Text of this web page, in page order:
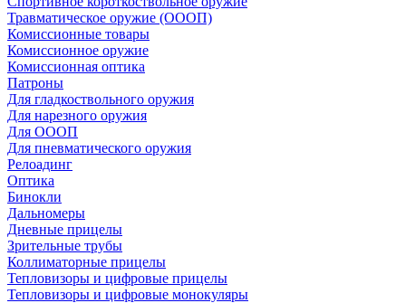
Травматическое оружие (ОООП)
Комиссионные товары
Комиссионное оружие
Комиссионная оптика
Патроны
Для гладкоствольного оружия
Для нарезного оружия
Для ОООП
Для пневматического оружия
Релоадинг
Оптика
Бинокли
Дальномеры
Дневные прицелы
Зрительные трубы
Коллиматорные прицелы
Тепловизоры и цифровые прицелы
Тепловизоры и цифровые монокуляры